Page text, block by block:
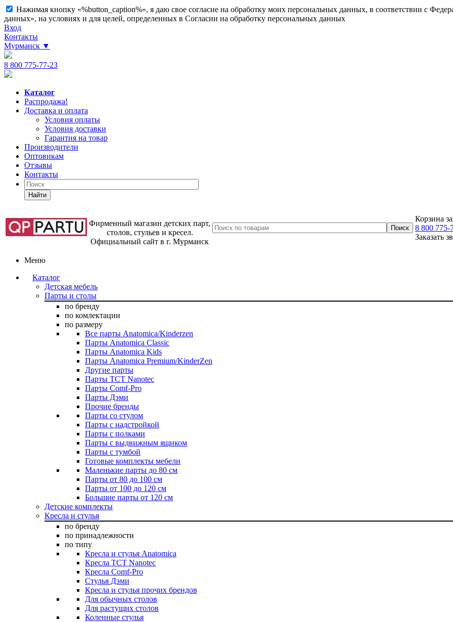
Нажимая кнопку «%button_caption%», я даю свое согласие на обработку моих персональных данных, в соответствии с
данных», на условиях и для целей, определенных в Согласии на обработку персональных данных
Вход
Контакты
Мурманск ▼
8 800 775-77-23
Каталог
Распродажа!
Доставка и оплата
Условия оплаты
Условия доставки
Гарантия на товар
Производители
Оптовикам
Отзывы
Контакты
Найти
Фирменный магазин детских парт,
столов, стульев и кресел.
Официальный сайт в г. Мурманск
Корзина
8 800 775-
Заказать
Меню
Каталог
Детская мебель
Парты и столы
по бренду
по комлектации
по размеру
Все парты Anatomica/Kinderzen
Парты Anatomica Classic
Парты Anatomica Kids
Парты Anatomica Premium/KinderZen
Другие парты
Парты TCT Nanotec
Парты Comf-Pro
Парты Дэми
Прочие бренды
Парты со стулом
Парты с надстройкой
Парты с полками
Парты с выдвижным ящиком
Парты с тумбой
Готовые комплекты мебели
Маленькие парты до 80 см
Парты от 80 до 100 см
Парты от 100 до 120 см
Большие парты от 120 см
Детские комплекты
Кресла и стулья
по бренду
по принадлежности
по типу
Кресла и стулья Anatomica
Кресла TCT Nanotec
Кресла Comf-Pro
Стулья Дэми
Кресла и стулья прочих брендов
Для обычных столов
Для растущих столов
Коленные стулья